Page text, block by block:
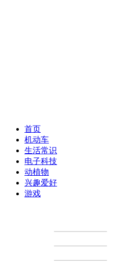
首页
机动车
生活常识
电子科技
动植物
兴趣爱好
游戏